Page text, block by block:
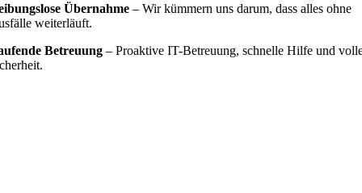
Übernahme – Wir kümmern uns darum, dass alles ohne
weiterläuft.
Betreuung – Proaktive IT-Betreuung, schnelle Hilfe und